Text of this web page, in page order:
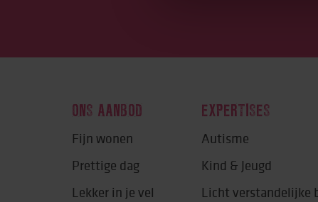
ONS AANBOD
Fijn wonen
Prettige dag
Lekker in je vel
EXPERTISES
Autisme
Kind & Jeugd
Licht verstandelijke